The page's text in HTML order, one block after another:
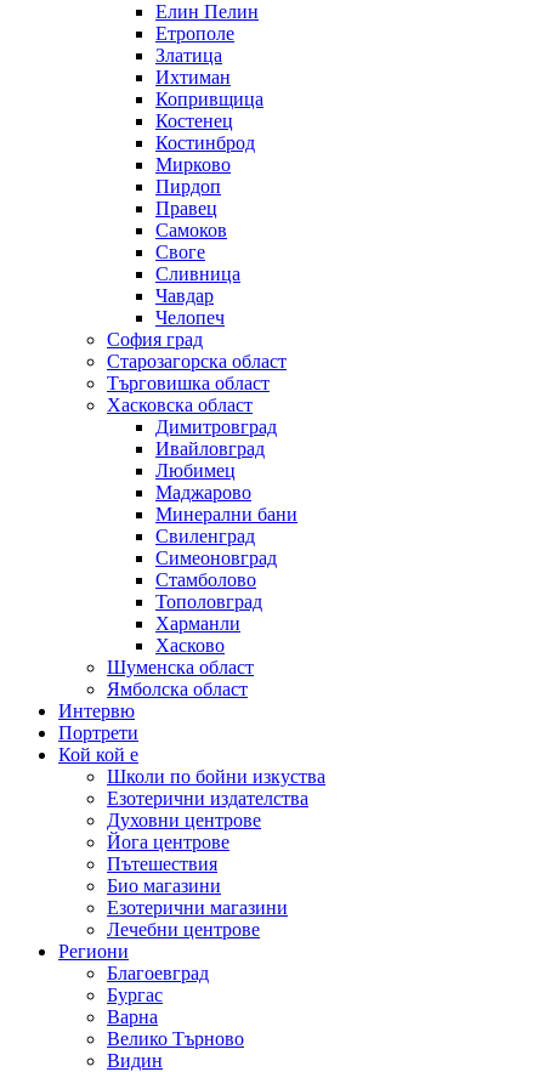
Елин Пелин
Етрополе
Златица
Ихтиман
Копривщица
Костенец
Костинброд
Мирково
Пирдоп
Правец
Самоков
Своге
Сливница
Чавдар
Челопеч
София град
Старозагорска област
Търговишка област
Хасковска област
Димитровград
Ивайловград
Любимец
Маджарово
Минерални бани
Свиленград
Симеоновград
Стамболово
Тополовград
Харманли
Хасково
Шуменска област
Ямболска област
Интервю
Портрети
Кой кой е
Школи по бойни изкуства
Езотерични издателства
Духовни центрове
Йога центрове
Пътешествия
Био магазини
Езотерични магазини
Лечебни центрове
Региони
Благоевград
Бургас
Варна
Велико Търново
Видин